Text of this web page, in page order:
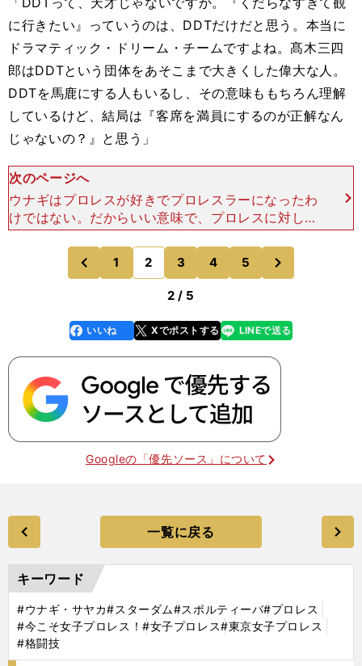
に行きたい』っていうのは、DDTだけだと思う。本当に
ドラマティック・ドリーム・チームですよね。髙木三四
郎はDDTという団体をあそこまで大きくした偉大な人。
DDTを馬鹿にする人もいるし、その意味ももちろん理解
しているけど、結局は『客席を満員にするのが正解なん
じゃないの？』と思う」
次のページへ
ウナギはプロレスが好きでプロレスラーになったわ
けではない。だからいい意味で、プロレスに対して
こだわりというものがない。「すごいものはすご
い」という見方をする。「もちろんプロレスラーっ
て、ゴングが鳴っ
前
のページへ
1 2 3 4 5
のページへ
2 / 5
faceboo
k
いいね Xでポストする
line LINEで送る
Googleの「優先ソース」について
一覧に戻る
キーワード
#ウナギ・サヤカ#スターダム#スポルティーバ#プロレス
#今こそ女子プロレス！#女子プロレス#東京女子プロレス
#格闘技